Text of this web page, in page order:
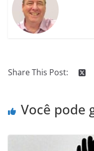
Share This Post:
Você pode